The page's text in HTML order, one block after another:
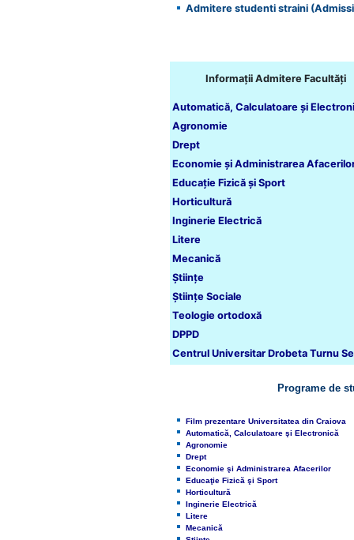
Admitere studenti straini
Informaţii Admitere Facultăţi
Automatică, Calculatoare şi
Agronomie
Drept
Economie şi Administrarea
Educaţie Fizică şi Sport
Horticultură
Inginerie Electrică
Litere
Mecanică
Ştiinţe
Științe Sociale
Teologie ortodoxă
DPPD
Centrul Universitar Drobeta Turnu
Programe de
Film prezentare Universitatea din Craiova
Automatică, Calculatoare şi Electronică
Agronomie
Drept
Economie şi Administrarea Afacerilor
Educaţie Fizică şi Sport
Horticultură
Inginerie Electrică
Litere
Mecanică